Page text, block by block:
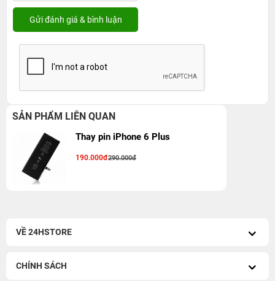
SẢN PHẨM LIÊN QUAN
Thay pin iPhone 6 Plus
190.000đ290.000đ
VỀ 24HSTORE
CHÍNH SÁCH